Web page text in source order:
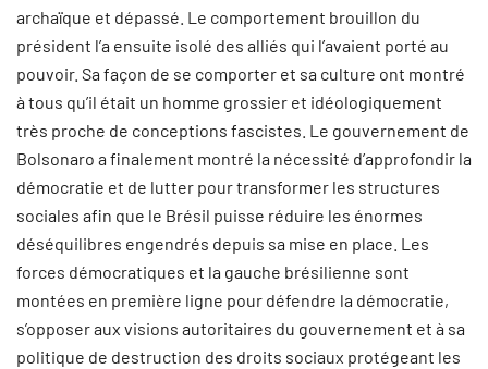
archaïque et dépassé. Le comportement brouillon du
président l’a ensuite isolé des alliés qui l’avaient porté au
pouvoir. Sa façon de se comporter et sa culture ont montré
à tous qu’il était un homme grossier et idéologiquement
très proche de conceptions fascistes. Le gouvernement de
Bolsonaro a finalement montré la nécessité d’approfondir la
démocratie et de lutter pour transformer les structures
sociales afin que le Brésil puisse réduire les énormes
déséquilibres engendrés depuis sa mise en place. Les
forces démocratiques et la gauche brésilienne sont
montées en première ligne pour défendre la démocratie,
s’opposer aux visions autoritaires du gouvernement et à sa
politique de destruction des droits sociaux protégeant les